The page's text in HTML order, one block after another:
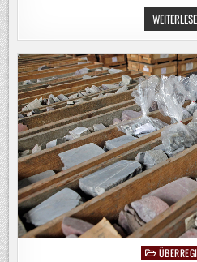
Posted